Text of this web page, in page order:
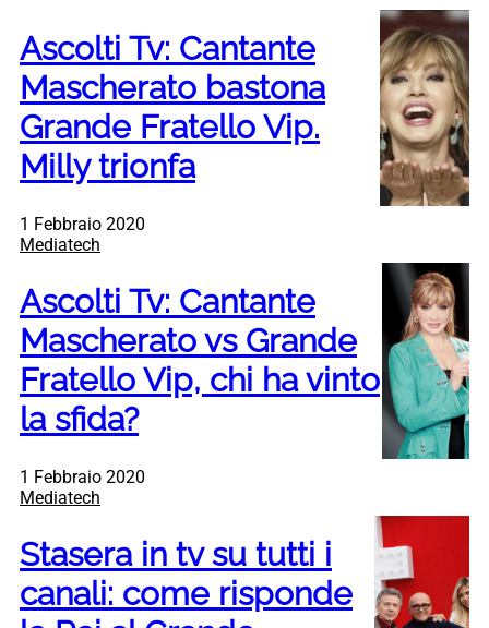
Ascolti Tv: Cantante
Mascherato bastona
Grande Fratello Vip.
Milly trionfa
1 Febbraio 2020
Mediatech
Ascolti Tv: Cantante
Mascherato vs Grande
Fratello Vip, chi ha vinto
la sfida?
1 Febbraio 2020
Mediatech
Stasera in tv su tutti i
canali: come risponde